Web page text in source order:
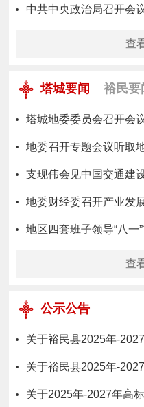
中共中央政治局召开会议 决定召开二十届五中全会 分析研
查
塔城要闻 裕民要
塔城地委委员会召开会议 学习贯彻习近平总书记重要
地委召开专题会议听取地区开发开放相关工作情况汇报 用活
支现伟会见中国交通建
地委财经委召开产业发展小组会议听取地
地区四套班子领导“八一”前
查
公示公告
关于裕民县2025年-2027年高标准农田建设项目
关于裕民县2025年-2027年高标准农田建设项
关于2025年-2027年高标准农田建设项目（